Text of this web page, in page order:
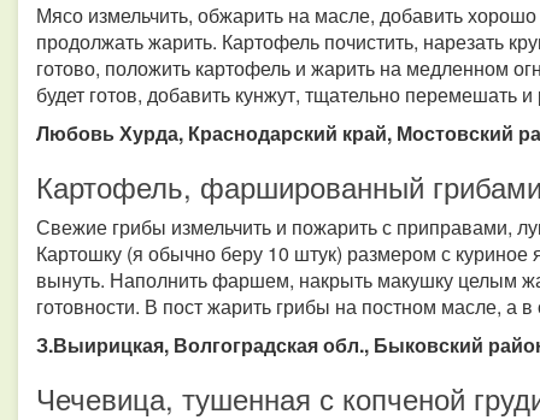
Мясо измельчить, обжарить на масле, добавить
продолжать жарить. Картофель почистить, нарезать
готово, положить картофель и жарить на медленном
будет готов, добавить кунжут, тщательно перемешать
Любовь Хурда, Краснодарский край, Мостовский
Картофель, фаршированный
Свежие грибы измельчить и пожарить с приправами,
Картошку (я обычно беру 10 штук) размером с куриное
вынуть. Наполнить фаршем, накрыть макушку целым
готовности. В пост жарить грибы на постном масле, а
З.Выирицкая, Волгоградская обл., Быковский
Чечевица, тушенная с копченой